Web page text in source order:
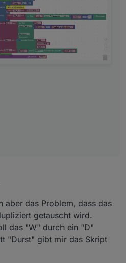
aber das Problem, dass das
getauscht wird.
das "W" durch ein "D"
"Durst" gibt mir das Skript